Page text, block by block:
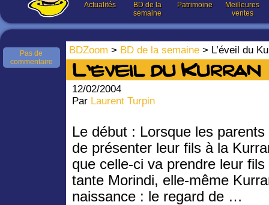
Actualités
BD de la
semaine
Patrimoine
Meilleures
ventes
BDZoom > BD de la semaine > L’éveil du
Pas de
commentaire
L’éveil du Kurran
12/02/2004
Par Laurent Turpin
Le début : Lorsque les
de présenter leur fils à la
que celle-ci va prendre leur
tante Morindi, elle-même
naissance : le regard de …